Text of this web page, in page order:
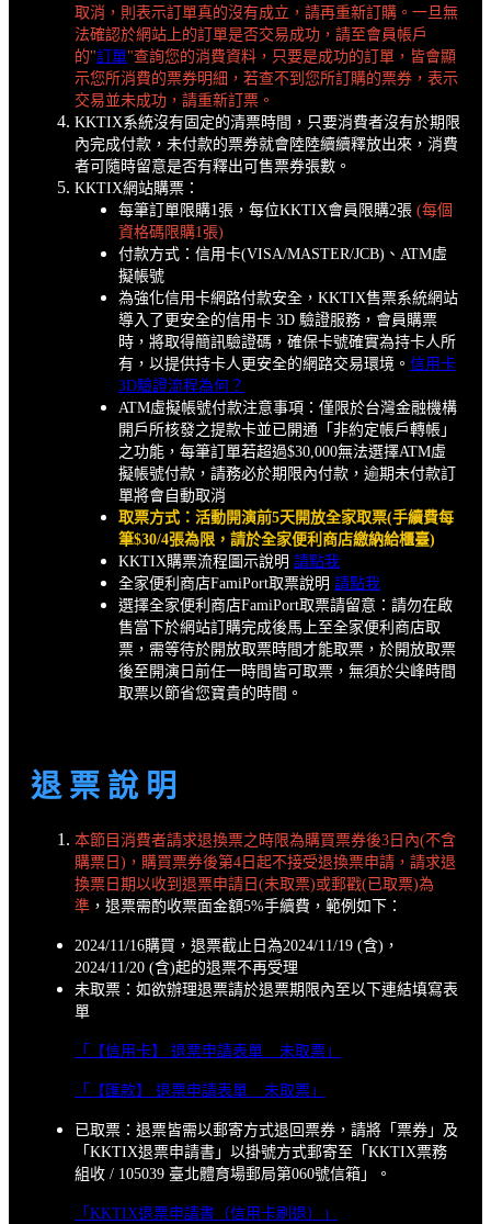
取消，則表示訂單真的沒有成立，請再重新訂購。一旦無
法確認於網站上的訂單是否交易成功，請至會員帳戶
的"訂單"查詢您的消費資料，只要是成功的訂單，皆會顯
示您所消費的票券明細，若查不到您所訂購的票券，表示
交易並未成功，請重新訂票。
KKTIX系統沒有固定的清票時間，只要消費者沒有於期限
內完成付款，未付款的票券就會陸陸續續釋放出來，消費
者可隨時留意是否有釋出可售票券張數。
KKTIX網站購票：
每筆訂單限購1張，每位KKTIX會員限購2張 (每個
資格碼限購1張)
付款方式：信用卡(VISA/MASTER/JCB)、ATM虛
擬帳號
為強化信用卡網路付款安全，KKTIX售票系統網站
導入了更安全的信用卡 3D 驗證服務，會員購票
時，將取得簡訊驗證碼，確保卡號確實為持卡人所
有，以提供持卡人更安全的網路交易環境。 信用卡
3D驗證流程為何？
ATM虛擬帳號付款注意事項：僅限於台灣金融機構
開戶所核發之提款卡並已開通「非約定帳戶轉帳」
之功能，每筆訂單若超過$30,000無法選擇ATM虛
擬帳號付款，請務必於期限內付款，逾期未付款訂
單將會自動取消
取票方式：活動開演前5天開放全家取票(手續費每
筆$30/4張為限，請於全家便利商店繳納給櫃臺)
KKTIX購票流程圖示說明 請點我
全家便利商店FamiPort取票說明 請點我
選擇全家便利商店FamiPort取票請留意：請勿在啟
售當下於網站訂購完成後馬上至全家便利商店取
票，需等待於開放取票時間才能取票，於開放取票
後至開演日前任一時間皆可取票，無須於尖峰時間
取票以節省您寶貴的時間。
退 票 說 明
本節目消費者請求退換票之時限為購買票券後3日內(不含
購票日)，購買票券後第4日起不接受退換票申請，請求退
換票日期以收到退票申請日(未取票)或郵戳(已取票)為
準 ，退票需酌收票面金額5%手續費，範例如下：
2024/11/16購買，退票截止日為2024/11/19 (含)，
2024/11/20 (含)起的退票不再受理
未取票：如欲辦理退票請於退票期限內至以下連結填寫表
單
「【信用卡】 退票申請表單 _ 未取票」
「【匯款】 退票申請表單 _ 未取票」
已取票：退票皆需以郵寄方式退回票券，請將「票券」及
「KKTIX退票申請書」以掛號方式郵寄至「KKTIX票務
組收 / 105039 臺北體育場郵局第060號信箱」。
「KKTIX退票申請書（信用卡刷退）」